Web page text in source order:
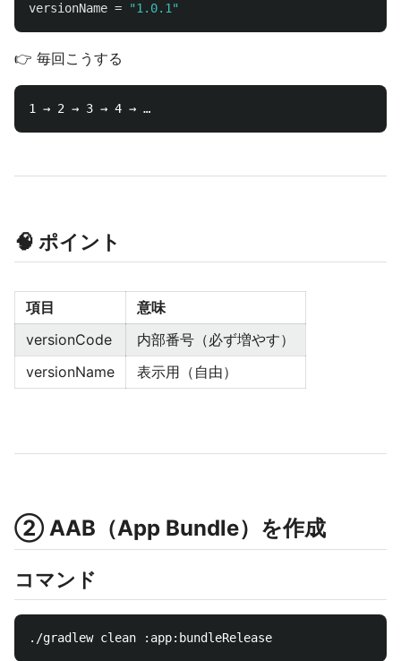
versionName = "1.0.1"
👉 毎回こうする
🧠 ポイント
項目
意味
versionCode
内部番号（必ず増やす）
versionName
表示用（自由）
② AAB（App Bundle）を作成
コマンド